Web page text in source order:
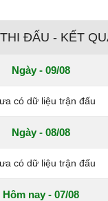
ĐẤU - KẾT
Ngày - 09/08
có dữ liệu trận đấu
Ngày - 08/08
có dữ liệu trận đấu
Hôm nay - 07/08